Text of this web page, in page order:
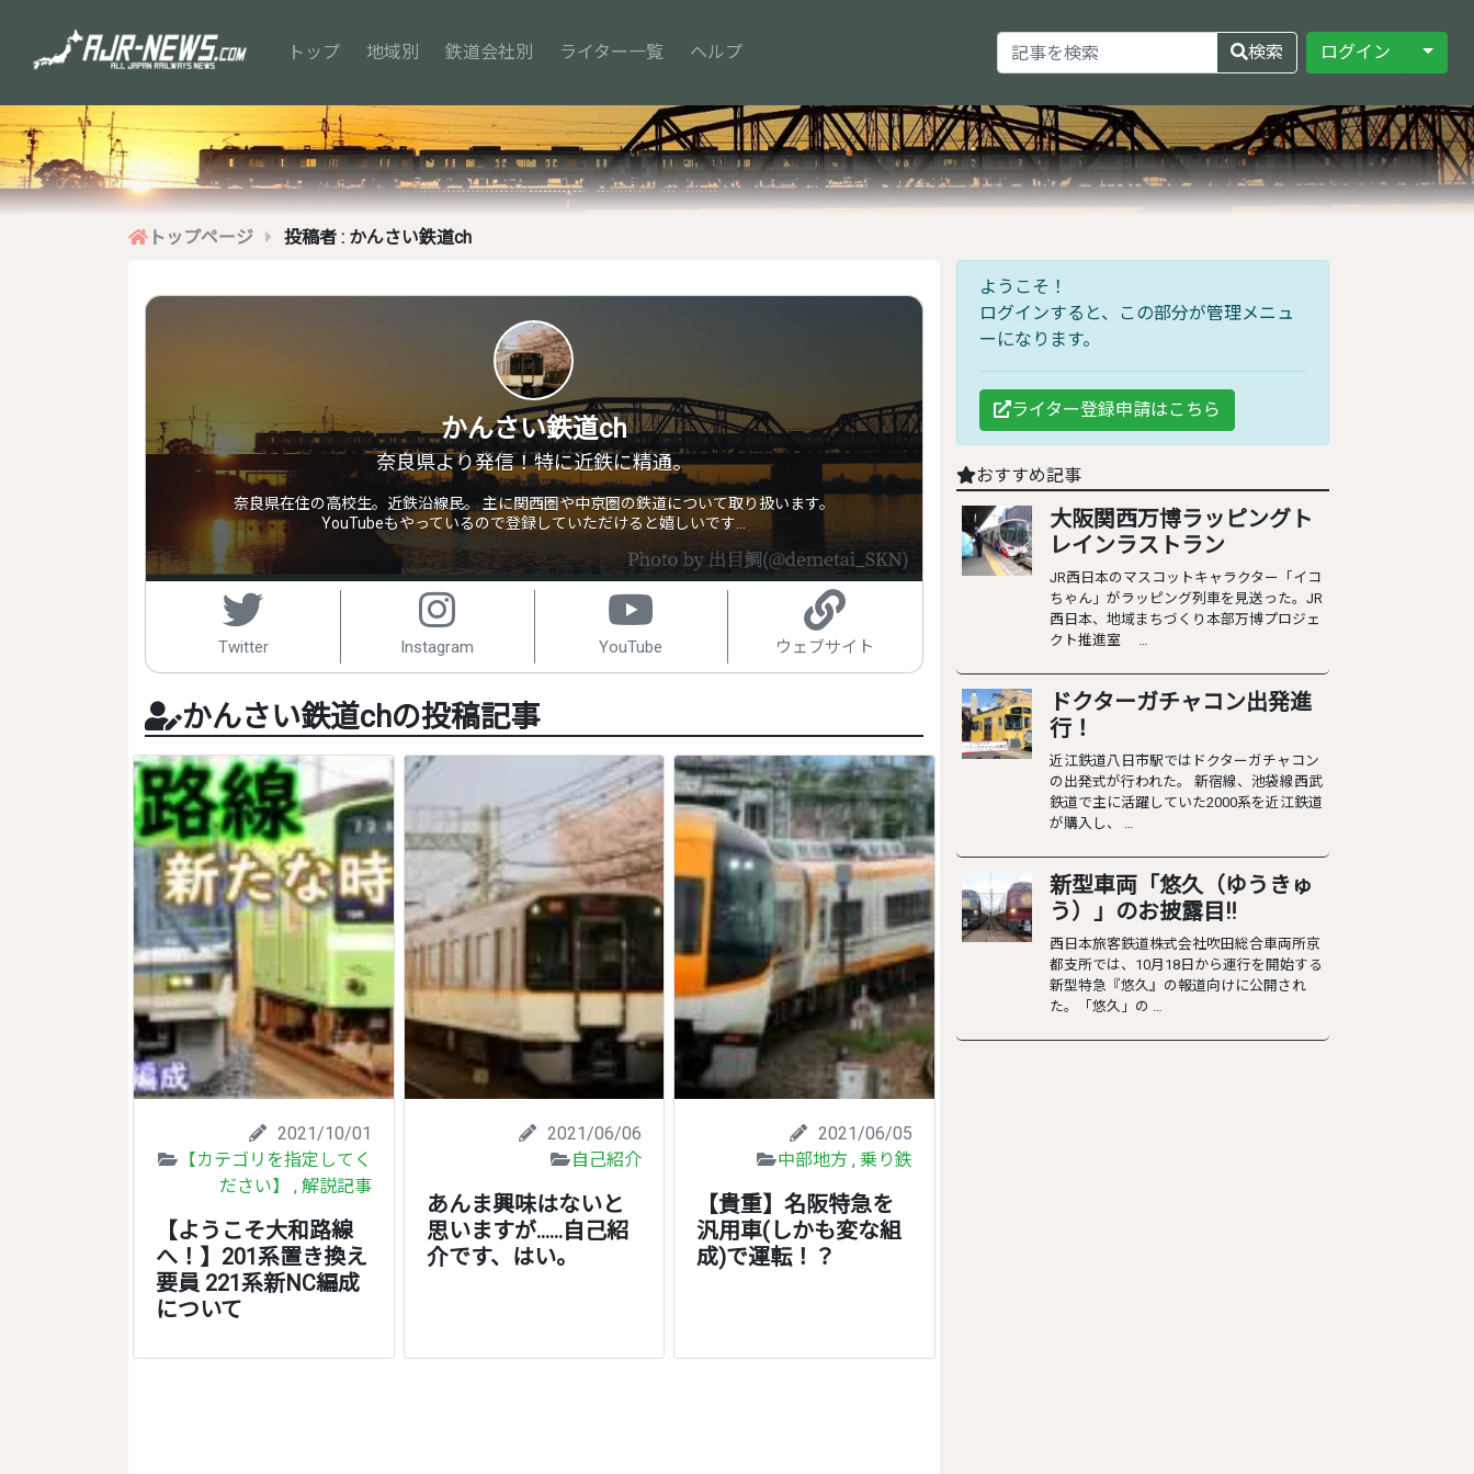
トップ(current)
地域別 鉄道会社別 ライター一覧 ヘルプ 検索 ログイン
トップページ 投稿者 : かんさい鉄道ch
かんさい鉄道ch
奈良県より発信！特に近鉄に精通。
奈良県在住の高校生。近鉄沿線民。 主に関西圏や中京圏の鉄道について取り扱います。
YouTubeもやっているので登録していただけると嬉しいです…
Twitter Instagram YouTube ウェブサイト
かんさい鉄道chの投稿記事
2021/10/01
【カテゴリを指定してく
ださい】
, 解説記事
【ようこそ大和路線
へ！】201系置き換え
要員 221系新NC編成
について
2021/06/06
自己紹介
あんま興味はないと
思いますが……自己紹
介です、はい。
2021/06/05
中部地方, 乗り鉄
【貴重】名阪特急を
汎用車(しかも変な組
成)で運転！？
ようこそ！
ログインすると、この部分が管理メニュ
ーになります。
ライター登録申請はこちら
おすすめ記事
大阪関西万博ラッピングト
レインラストラン
JR西日本のマスコットキャラクター「イコ
ちゃん」がラッピング列車を見送った。JR
西日本、地域まちづくり本部万博プロジェ
クト推進室 …
ドクターガチャコン出発進
行！
近江鉄道八日市駅ではドクターガチャコン
の出発式が行われた。 新宿線、池袋線西武
鉄道で主に活躍していた2000系を近江鉄道
が購入し、 …
新型車両「悠久（ゆうきゅ
う）」のお披露目‼︎
西日本旅客鉄道株式会社吹田総合車両所京
都支所では、10月18日から運行を開始する
新型特急『悠久』の報道向けに公開され
た。「悠久」の …